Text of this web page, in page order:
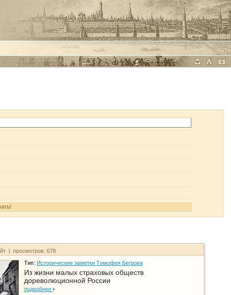
| просмотров: 678
Тип: Исторические заметки Тимофея Бегрова
Из жизни малых страховых обществ
дореволюционной России
подробнее